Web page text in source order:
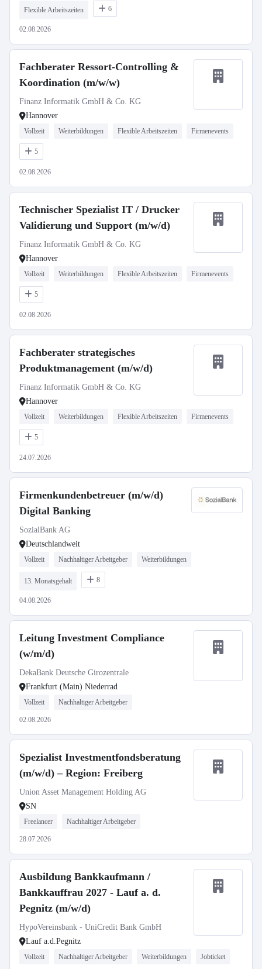
Flexible Arbeitszeiten 6
02.08.2026
Fachberater Ressort-Controlling &
Koordination (m/w/w)
Finanz Informatik GmbH & Co. KG
Hannover
Vollzeit Weiterbildungen Flexible Arbeitszeiten Firmenevents
5
02.08.2026
Technischer Spezialist IT / Drucker
Validierung und Support (m/w/d)
Finanz Informatik GmbH & Co. KG
Hannover
Vollzeit Weiterbildungen Flexible Arbeitszeiten Firmenevents
5
02.08.2026
Fachberater strategisches
Produktmanagement (m/w/d)
Finanz Informatik GmbH & Co. KG
Hannover
Vollzeit Weiterbildungen Flexible Arbeitszeiten Firmenevents
5
24.07.2026
Firmenkundenbetreuer (m/w/d)
Digital Banking
SozialBank AG
Deutschlandweit
Vollzeit Nachhaltiger Arbeitgeber Weiterbildungen
13. Monatsgehalt 8
04.08.2026
Leitung Investment Compliance
(w/m/d)
DekaBank Deutsche Girozentrale
Frankfurt (Main) Niederrad
Vollzeit Nachhaltiger Arbeitgeber
02.08.2026
Spezialist Investmentfondsberatung
(m/w/d) – Region: Freiberg
Union Asset Management Holding AG
SN
Freelancer Nachhaltiger Arbeitgeber
28.07.2026
Ausbildung Bankkaufmann /
Bankkauffrau 2027 - Lauf a. d.
Pegnitz (m/w/d)
HypoVereinsbank - UniCredit Bank GmbH
Lauf a.d.Pegnitz
Vollzeit Nachhaltiger Arbeitgeber Weiterbildungen Jobticket